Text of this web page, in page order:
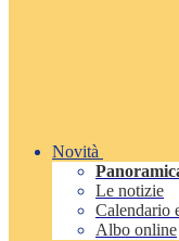
Novità
Le notizie
Calendario
Albo online